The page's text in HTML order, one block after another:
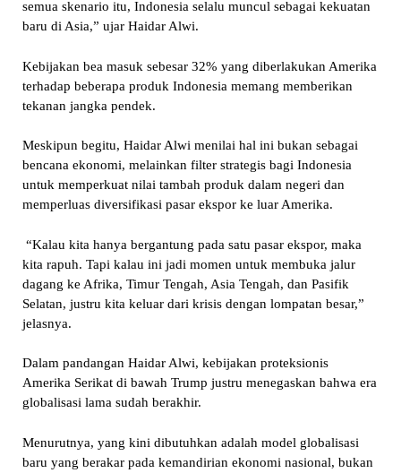
semua skenario itu, Indonesia selalu muncul sebagai kekuatan
baru di Asia,” ujar Haidar Alwi.
Kebijakan bea masuk sebesar 32% yang diberlakukan Amerika
terhadap beberapa produk Indonesia memang memberikan
tekanan jangka pendek.
Meskipun begitu, Haidar Alwi menilai hal ini bukan sebagai
bencana ekonomi, melainkan filter strategis bagi Indonesia
untuk memperkuat nilai tambah produk dalam negeri dan
memperluas diversifikasi pasar ekspor ke luar Amerika.
“Kalau kita hanya bergantung pada satu pasar ekspor, maka
kita rapuh. Tapi kalau ini jadi momen untuk membuka jalur
dagang ke Afrika, Timur Tengah, Asia Tengah, dan Pasifik
Selatan, justru kita keluar dari krisis dengan lompatan besar,”
jelasnya.
Dalam pandangan Haidar Alwi, kebijakan proteksionis
Amerika Serikat di bawah Trump justru menegaskan bahwa era
globalisasi lama sudah berakhir.
Menurutnya, yang kini dibutuhkan adalah model globalisasi
baru yang berakar pada kemandirian ekonomi nasional, bukan